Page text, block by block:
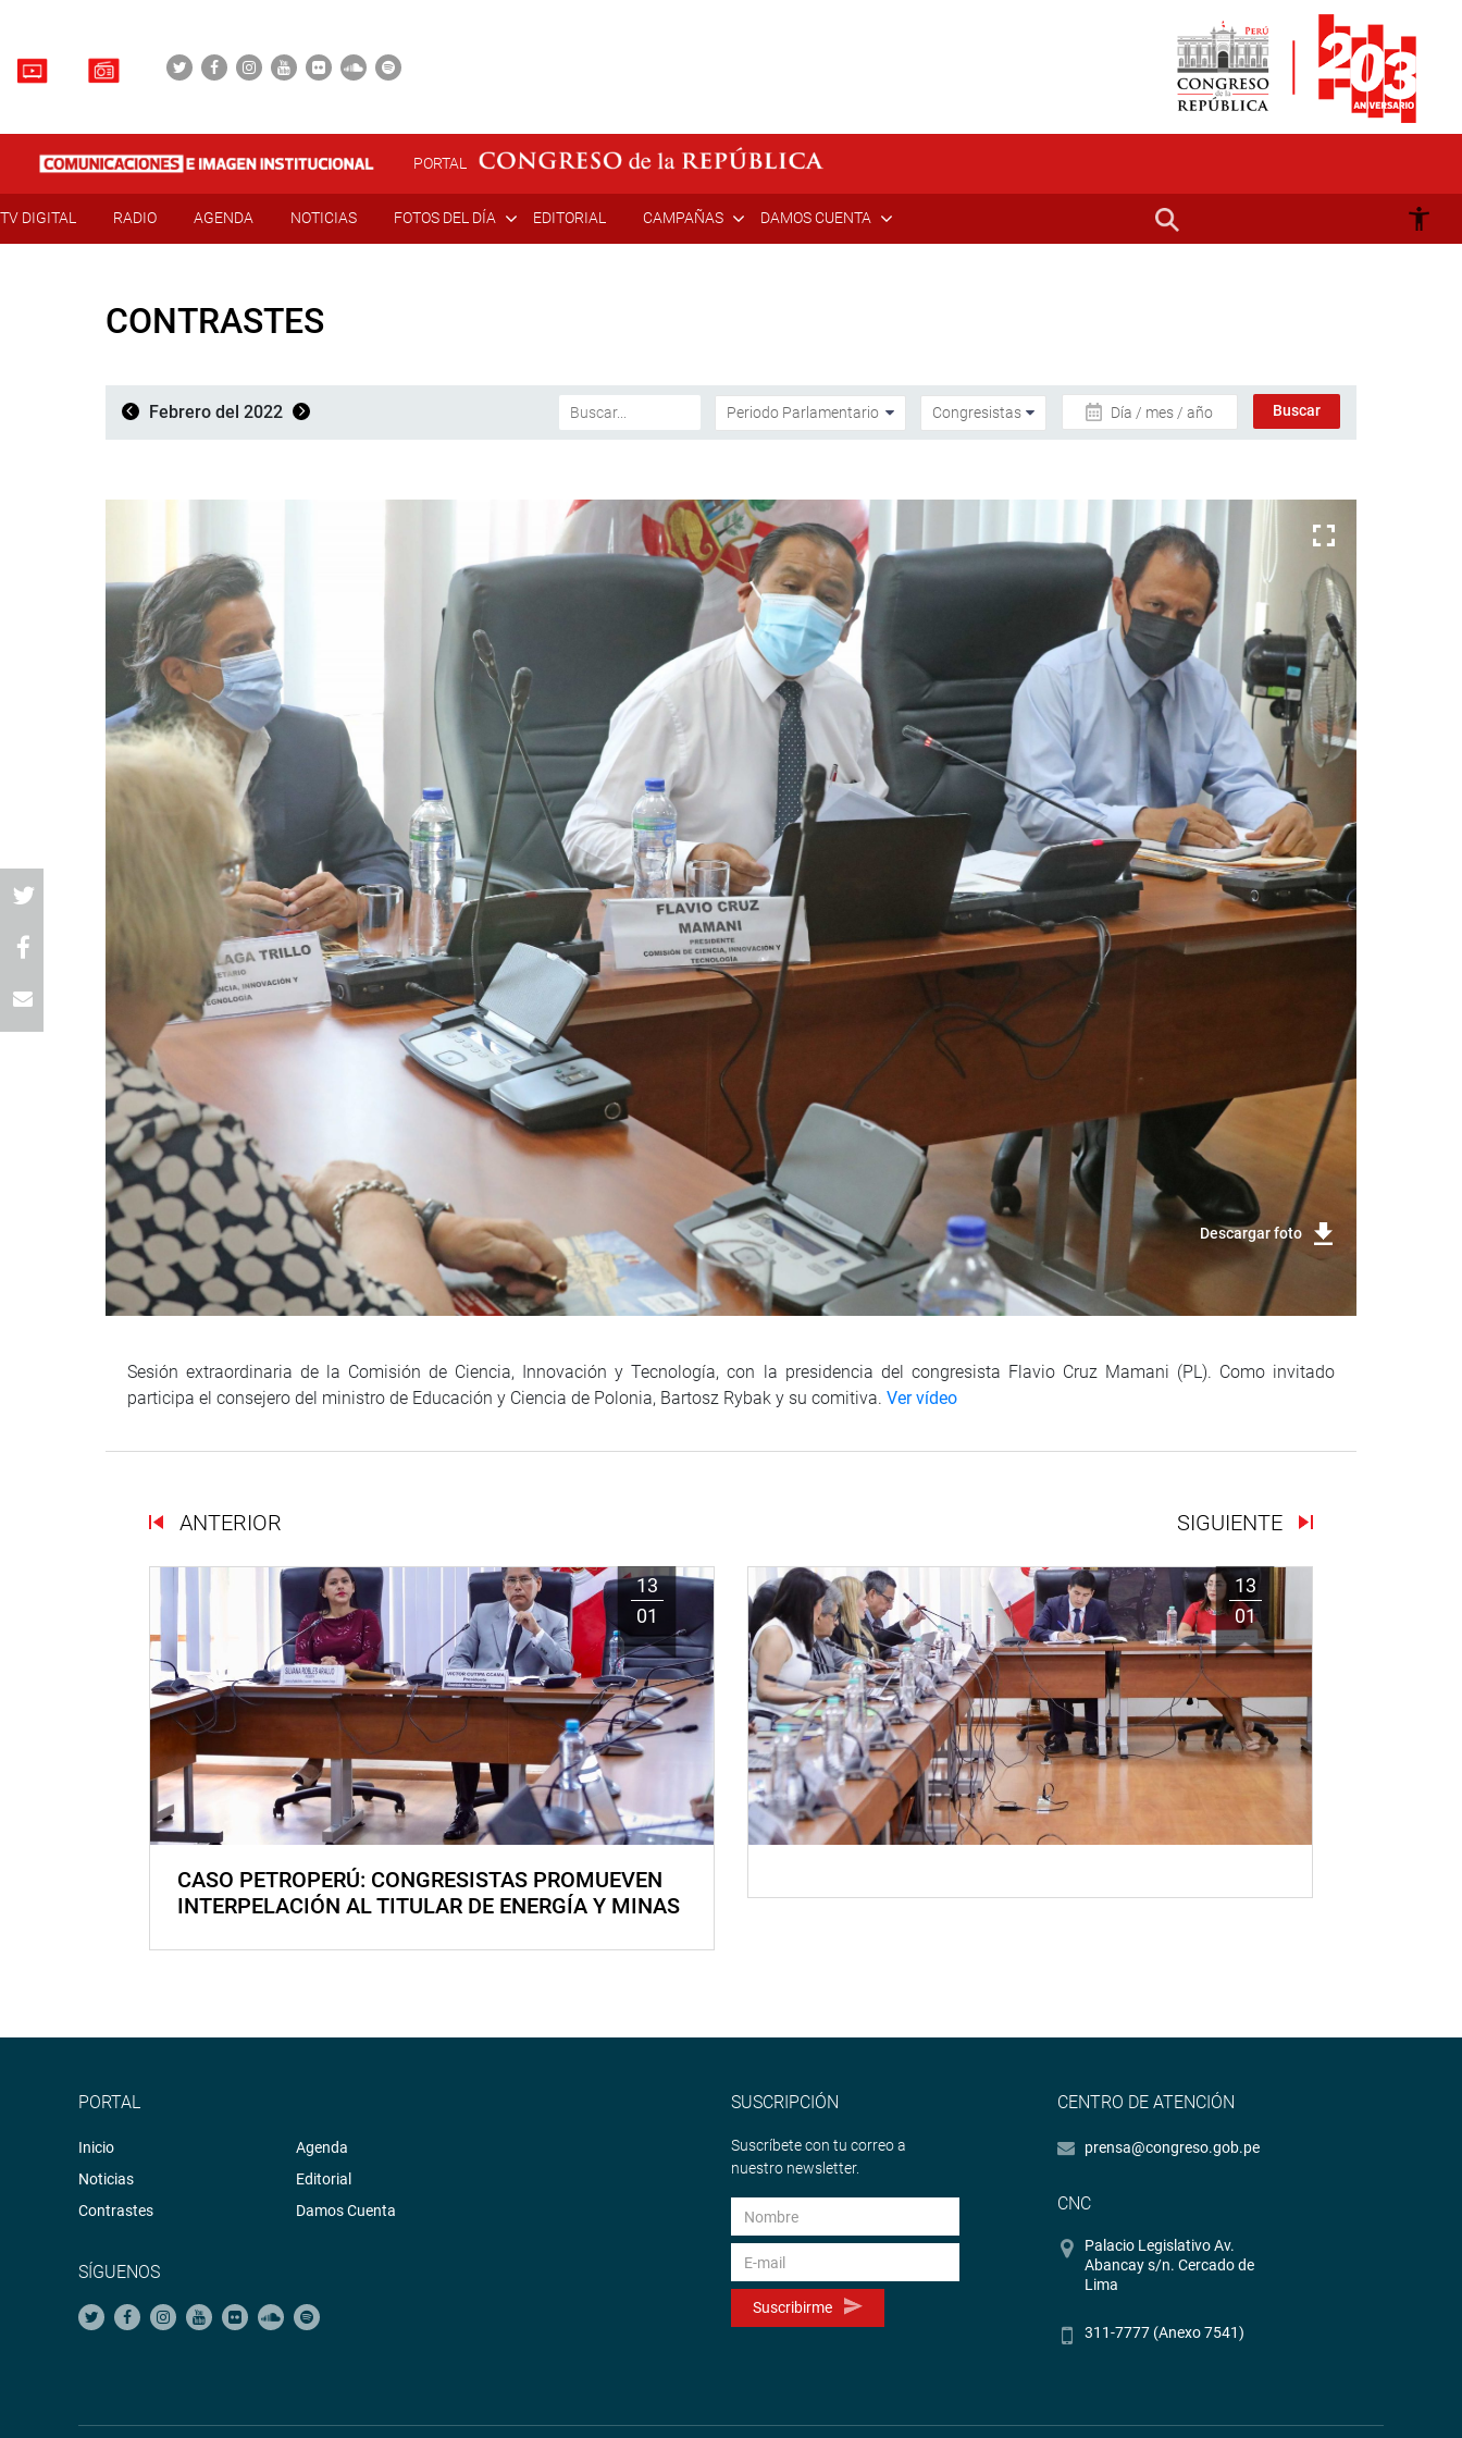
PORTAL
TV DIGITAL RADIO AGENDA NOTICIAS FOTOS DEL DÍA EDITORIAL CAMPAÑAS DAMOS CUENTA
CONTRASTES
Febrero del 2022 Día / mes / año
Descargar foto
Sesión extraordinaria de la Comisión de Ciencia, Innovación y Tecnología, con la presidencia del congresista Flavio Cruz Mamani (PL). Como invitado
participa el consejero del ministro de Educación y Ciencia de Polonia, Bartosz Rybak y su comitiva. Ver vídeo
ANTERIOR SIGUIENTE
13
01
CASO PETROPERÚ: CONGRESISTAS PROMUEVEN
INTERPELACIÓN AL TITULAR DE ENERGÍA Y MINAS
13
01
PORTAL
Inicio
Noticias
Contrastes
Agenda
Editorial
Damos Cuenta
SÍGUENOS
SUSCRIPCIÓN
Suscríbete con tu correo a
nuestro newsletter.
Suscribirme
CENTRO DE ATENCIÓN
prensa@congreso.gob.pe
CNC
Palacio Legislativo Av.
Abancay s/n. Cercado de
Lima
311-7777 (Anexo 7541)